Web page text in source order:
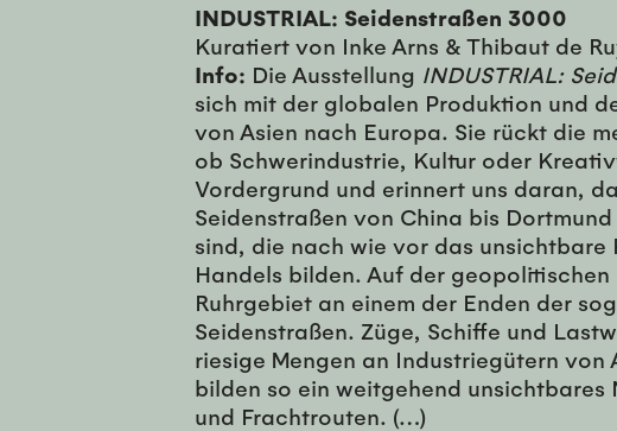
INDUSTRIAL: Seidenstraßen 3000
Kuratiert von Inke Arns & Thibaut de
Info: Die Ausstellung INDUSTRIAL:
sich mit der globalen Produktion und
von Asien nach Europa. Sie rückt die
ob Schwerindustrie, Kultur oder
Vordergrund und erinnert uns daran,
Seidenstraßen von China bis
sind, die nach wie vor das unsichtbare
Handels bilden. Auf der
Ruhrgebiet an einem der Enden der
Seidenstraßen. Züge, Schiffe und
riesige Mengen an Industriegütern von
bilden so ein weitgehend unsichtbares
und Frachtrouten. (…)